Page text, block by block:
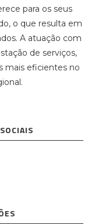
para os seus
o que resulta em
A atuação com
de serviços,
mais eficientes no